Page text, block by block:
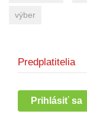
výber
Predplatitelia
Prihlásiť sa